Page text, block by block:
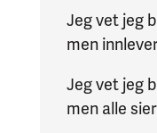
Jeg vet jeg
men
Jeg vet jeg
men alle sier